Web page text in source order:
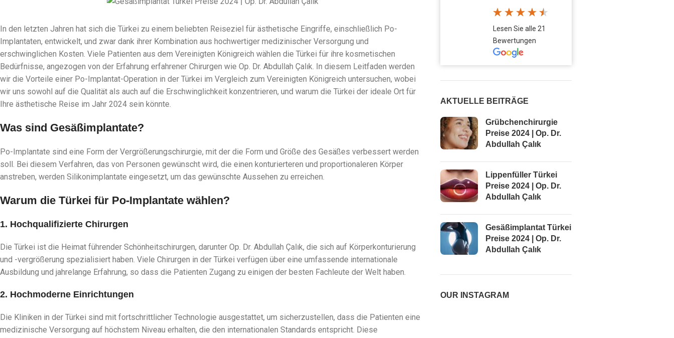
In den letzten Jahren hat sich die Türkei zu einem beliebten Reiseziel für ästhetische Eingriffe, einschließlich Po-
Implantaten, entwickelt, und zwar dank ihrer Kombination aus hochwertiger medizinischer Versorgung und
erschwinglichen Kosten. Viele Patienten aus dem Vereinigten Königreich wählen die Türkei für ihre kosmetischen
Bedürfnisse, angezogen von der Erfahrung erfahrener Chirurgen wie Op. Dr. Abdullah Çalık. In diesem Leitfaden werden
wir die Vorteile einer Po-Implantat-Operation in der Türkei im Vergleich zum Vereinigten Königreich untersuchen, wobei
wir uns sowohl auf die Qualität als auch auf die Erschwinglichkeit konzentrieren, und warum die Türkei der ideale Ort für
Ihre ästhetische Reise im Jahr 2024 sein könnte.
Was sind Gesäßimplantate?
Po-Implantate sind eine Form der Vergrößerungschirurgie, mit der die Form und Größe des Gesäßes verbessert werden
soll. Bei diesem Verfahren, das von Personen gewünscht wird, die einen konturierteren und proportionaleren Körper
anstreben, werden Silikonimplantate eingesetzt, um das gewünschte Aussehen zu erreichen.
Warum die Türkei für Po-Implantate wählen?
1. Hochqualifizierte Chirurgen
Die Türkei ist die Heimat führender Schönheitschirurgen, darunter Op. Dr. Abdullah Çalık, die sich auf Körperkonturierung
und -vergrößerung spezialisiert haben. Viele Chirurgen in der Türkei verfügen über eine umfassende internationale
Ausbildung und jahrelange Erfahrung, so dass die Patienten Zugang zu einigen der besten Fachleute der Welt haben.
2. Hochmoderne Einrichtungen
Die Kliniken in der Türkei sind mit fortschrittlicher Technologie ausgestattet, um sicherzustellen, dass die Patienten eine
medizinische Versorgung auf höchstem Niveau erhalten, die den internationalen Standards entspricht. Diese
Lesen Sie alle 21
Bewertungen
AKTUELLE BEITRÄGE
Grübchenchirurgie
Preise 2024 | Op. Dr.
Abdullah Çalık
Lippenfüller Türkei
Preise 2024 | Op. Dr.
Abdullah Çalık
Gesäßimplantat Türkei
Preise 2024 | Op. Dr.
Abdullah Çalık
OUR INSTAGRAM